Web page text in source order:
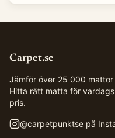
Carpet.se
Jämför över 25 000
Hitta rätt matta för
pris.
@carpetpunktse på